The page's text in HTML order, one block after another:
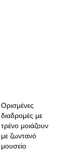
Ορισμένες
διαδρομές με
τρένο μοιάζουν
με ζωντανό
μουσείο